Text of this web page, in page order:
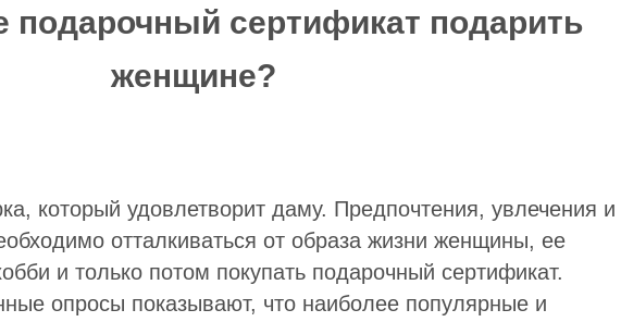
подарочный сертификат подарить
женщине?
который удовлетворит даму. Предпочтения, увлечения и
отталкиваться от образа жизни женщины, ее
и только потом покупать подарочный сертификат.
опросы показывают, что наиболее популярные и